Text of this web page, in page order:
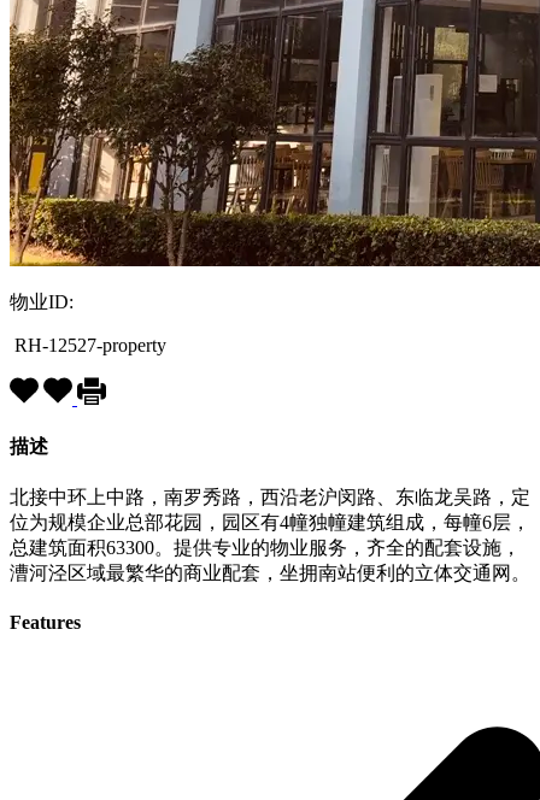
物业ID:
RH-12527-property
描述
北接中环上中路，南罗秀路，西沿老沪闵路、东临龙吴路，定
位为规模企业总部花园，园区有4幢独幢建筑组成，每幢6层，
总建筑面积63300。提供专业的物业服务，齐全的配套设施，
漕河泾区域最繁华的商业配套，坐拥南站便利的立体交通网。
Features